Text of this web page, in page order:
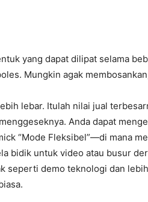
yang dapat dilipat selama
Mungkin agak
lebar. Itulah nilai jual
Anda dapat
“Mode Fleksibel”—di mana
bidik untuk video atau busur
seperti demo teknologi dan